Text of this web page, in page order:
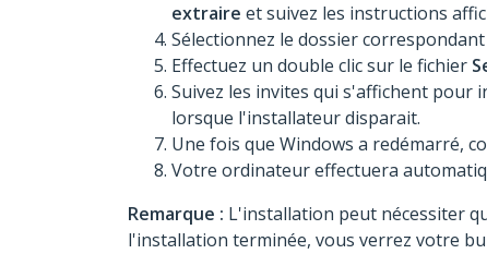
extraire et suivez les instructions
Sélectionnez le dossier
Effectuez un double clic sur le fichier
Suivez les invites qui s'affichent pour
lorsque l'installateur disparait.
Une fois que Windows a redémarré,
Votre ordinateur effectuera
Remarque : L'installation peut nécessiter
l'installation terminée, vous verrez votre